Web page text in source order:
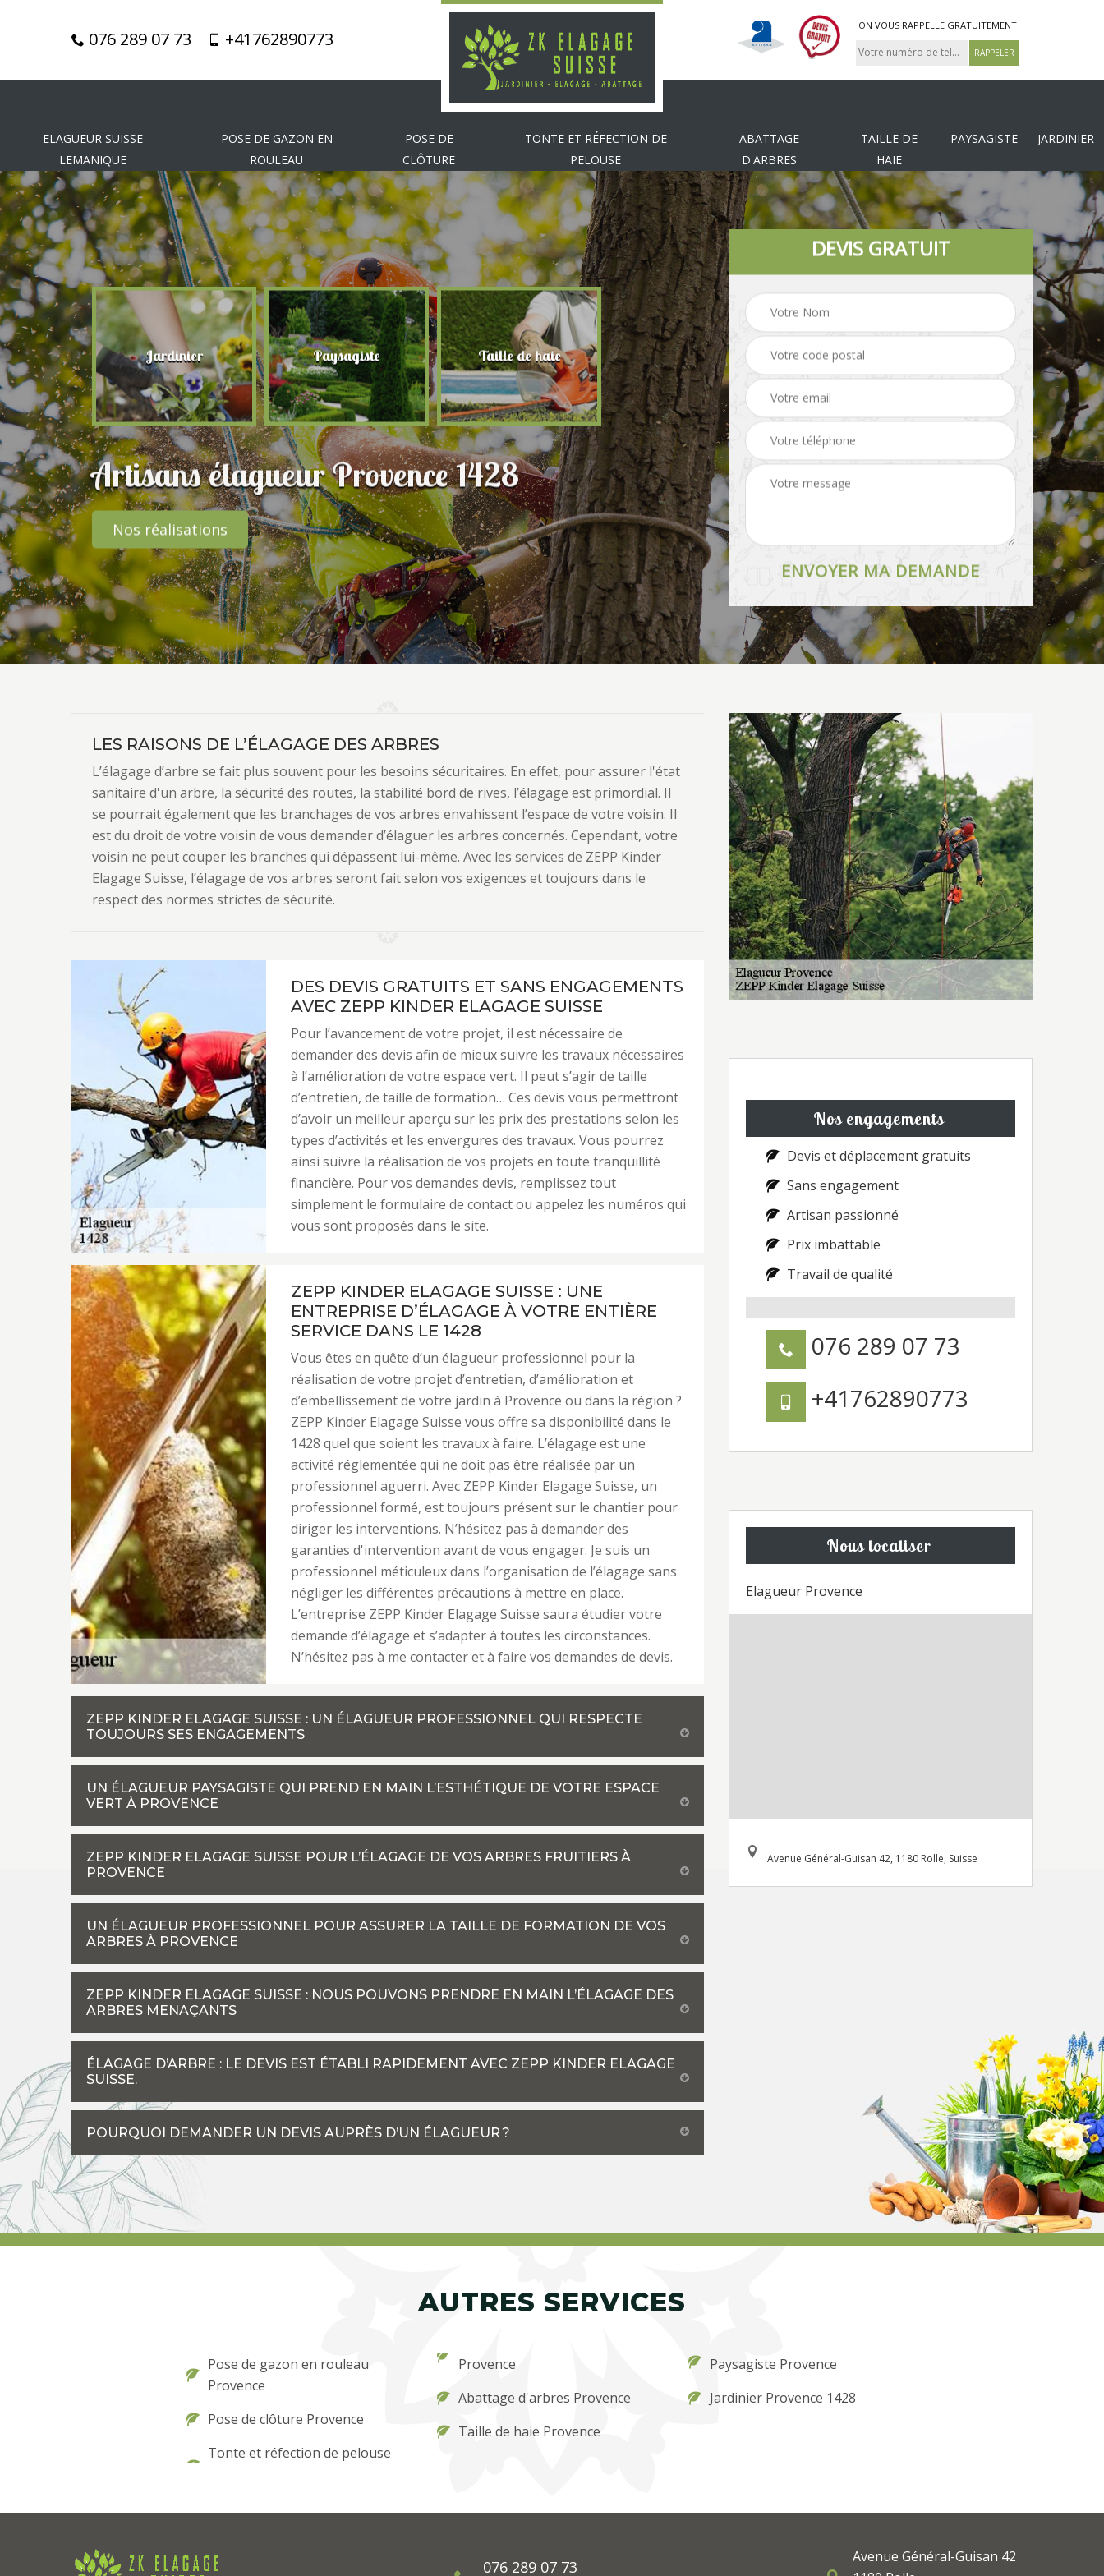
076 289 07 73 +41762890773
ON VOUS RAPPELLE GRATUITEMENT
ELAGUEUR SUISSE
LEMANIQUE
POSE DE GAZON EN
ROULEAU
POSE DE
CLÔTURE
TONTE ET RÉFECTION DE
PELOUSE
ABATTAGE
D'ARBRES
TAILLE DE
HAIE
PAYSAGISTE JARDINIER
Jardinier Paysagiste Taille de haie Abattage d'arbres Tonte et réfection de
pelouse Pose de clôture
Artisans élagueur Provence 1428
Nos réalisations
DEVIS GRATUIT
LES RAISONS DE L’ÉLAGAGE DES ARBRES
L’élagage d’arbre se fait plus souvent pour les besoins sécuritaires. En effet, pour assurer l'état
sanitaire d'un arbre, la sécurité des routes, la stabilité bord de rives, l’élagage est primordial. Il
se pourrait également que les branchages de vos arbres envahissent l’espace de votre voisin. Il
est du droit de votre voisin de vous demander d’élaguer les arbres concernés. Cependant, votre
voisin ne peut couper les branches qui dépassent lui-même. Avec les services de ZEPP Kinder
Elagage Suisse, l’élagage de vos arbres seront fait selon vos exigences et toujours dans le
respect des normes strictes de sécurité.
DES DEVIS GRATUITS ET SANS ENGAGEMENTS
AVEC ZEPP KINDER ELAGAGE SUISSE
Pour l’avancement de votre projet, il est nécessaire de
demander des devis afin de mieux suivre les travaux nécessaires
à l’amélioration de votre espace vert. Il peut s’agir de taille
d’entretien, de taille de formation… Ces devis vous permettront
d’avoir un meilleur aperçu sur les prix des prestations selon les
types d’activités et les envergures des travaux. Vous pourrez
ainsi suivre la réalisation de vos projets en toute tranquillité
financière. Pour vos demandes devis, remplissez tout
simplement le formulaire de contact ou appelez les numéros qui
vous sont proposés dans le site.
ZEPP KINDER ELAGAGE SUISSE : UNE
ENTREPRISE D’ÉLAGAGE À VOTRE ENTIÈRE
SERVICE DANS LE 1428
Vous êtes en quête d’un élagueur professionnel pour la
réalisation de votre projet d’entretien, d’amélioration et
d’embellissement de votre jardin à Provence ou dans la région ?
ZEPP Kinder Elagage Suisse vous offre sa disponibilité dans le
1428 quel que soient les travaux à faire. L’élagage est une
activité réglementée qui ne doit pas être réalisée par un
professionnel aguerri. Avec ZEPP Kinder Elagage Suisse, un
professionnel formé, est toujours présent sur le chantier pour
diriger les interventions. N’hésitez pas à demander des
garanties d'intervention avant de vous engager. Je suis un
professionnel méticuleux dans l’organisation de l’élagage sans
négliger les différentes précautions à mettre en place.
L’entreprise ZEPP Kinder Elagage Suisse saura étudier votre
demande d’élagage et s’adapter à toutes les circonstances.
N’hésitez pas à me contacter et à faire vos demandes de devis.
ZEPP KINDER ELAGAGE SUISSE : UN ÉLAGUEUR PROFESSIONNEL QUI RESPECTE
TOUJOURS SES ENGAGEMENTS
UN ÉLAGUEUR PAYSAGISTE QUI PREND EN MAIN L’ESTHÉTIQUE DE VOTRE ESPACE
VERT À PROVENCE
ZEPP KINDER ELAGAGE SUISSE POUR L’ÉLAGAGE DE VOS ARBRES FRUITIERS À
PROVENCE
UN ÉLAGUEUR PROFESSIONNEL POUR ASSURER LA TAILLE DE FORMATION DE VOS
ARBRES À PROVENCE
ZEPP KINDER ELAGAGE SUISSE : NOUS POUVONS PRENDRE EN MAIN L’ÉLAGAGE DES
ARBRES MENAÇANTS
ÉLAGAGE D’ARBRE : LE DEVIS EST ÉTABLI RAPIDEMENT AVEC ZEPP KINDER ELAGAGE
SUISSE.
POURQUOI DEMANDER UN DEVIS AUPRÈS D’UN ÉLAGUEUR ?
Nos engagements
Devis et déplacement gratuits
Sans engagement
Artisan passionné
Prix imbattable
Travail de qualité
076 289 07 73
+41762890773
Nous localiser
Elagueur Provence
Avenue Général-Guisan 42, 1180 Rolle, Suisse
AUTRES SERVICES
Pose de gazon en rouleau
Provence
Pose de clôture Provence
Tonte et réfection de pelouse
Provence
Abattage d'arbres Provence
Taille de haie Provence
Paysagiste Provence
Jardinier Provence 1428
076 289 07 73
Avenue Général-Guisan 42